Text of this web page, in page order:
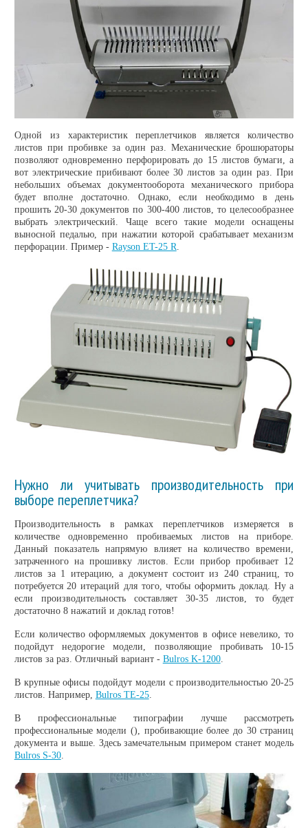
Одной из характеристик переплетчиков является количество
листов при пробивке за один раз. Механические брошюраторы
позволяют одновременно перфорировать до 15 листов бумаги, а
вот электрические прибивают более 30 листов за один раз. При
небольших объемах документооборота механического прибора
будет вполне достаточно. Однако, если необходимо в день
прошить 20-30 документов по 300-400 листов, то целесообразнее
выбрать электрический. Чаще всего такие модели оснащены
выносной педалью, при нажатии которой срабатывает механизм
перфорации. Пример - Rayson ET-25 R.
Нужно ли учитывать производительность при
выборе переплетчика?
Производительность в рамках переплетчиков измеряется в
количестве одновременно пробиваемых листов на приборе.
Данный показатель напрямую влияет на количество времени,
затраченного на прошивку листов. Если прибор пробивает 12
листов за 1 итерацию, а документ состоит из 240 страниц, то
потребуется 20 итераций для того, чтобы оформить доклад. Ну а
если производительность составляет 30-35 листов, то будет
достаточно 8 нажатий и доклад готов!
Если количество оформляемых документов в офисе невелико, то
подойдут недорогие модели, позволяющие пробивать 10-15
листов за раз. Отличный вариант - Bulros K-1200.
В крупные офисы подойдут модели с производительностью 20-25
листов. Например, Bulros TE-25.
В профессиональные типографии лучше рассмотреть
профессиональные модели (), пробивающие более до 30 страниц
документа и выше. Здесь замечательным примером станет модель
Bulros S-30.